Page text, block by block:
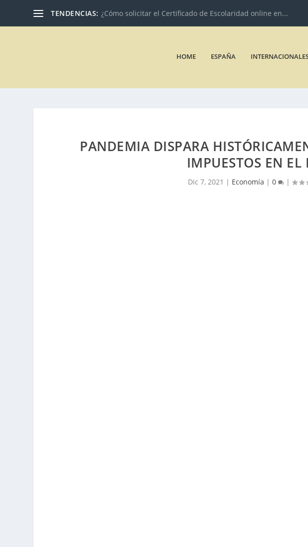
TENDENCIAS: ¿Cómo solicitar el Certificado de Escolaridad online en...
HOME ESPAÑA
PANDEMIA DISPARA
IMPUESTOS EN EL
Dic 7, 2021 | Economía |0 |